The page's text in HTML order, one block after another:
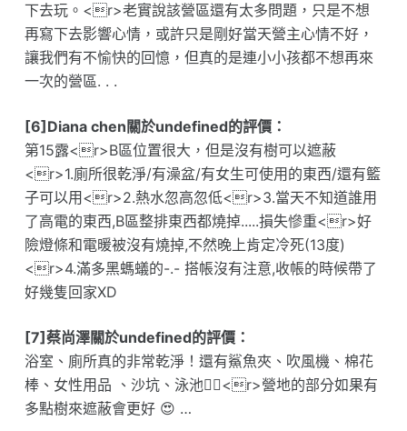
下去玩。<r>老實說該營區還有太多問題，只是不想
再寫下去影響心情，或許只是剛好當天營主心情不好，
讓我們有不愉快的回憶，但真的是連小小孩都不想再來
一次的營區. . .
[6]Diana chen關於undefined的評價：
第15露<r>B區位置很大，但是沒有樹可以遮蔽
<r>1.廁所很乾淨/有澡盆/有女生可使用的東西/還有籃
子可以用<r>2.熱水忽高忽低<r>3.當天不知道誰用
了高電的東西,B區整排東西都燒掉.....損失慘重<r>好
險燈條和電暖被沒有燒掉,不然晚上肯定冷死(13度)
<r>4.滿多黑螞蟻的-.- 搭帳沒有注意,收帳的時候帶了
好幾隻回家XD
[7]蔡尚澤關於undefined的評價：
浴室、廁所真的非常乾淨！還有鯊魚夾、吹風機、棉花
棒、女性用品 、沙坑、泳池👍🏻<r>營地的部分如果有
多點樹來遮蔽會更好 😍 …